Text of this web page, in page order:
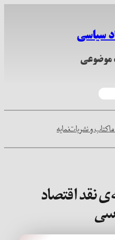
سیاسی
کتاب و نشریاتنمایه
نقد اقتصاد